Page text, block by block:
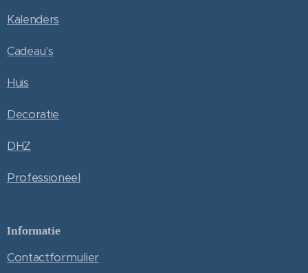
Kalenders
Cadeau's
Huis
Decoratie
DHZ
Professioneel
Informatie
Contactformulier